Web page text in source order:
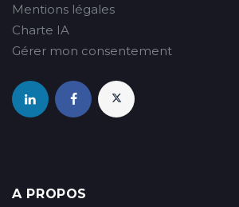
Mentions légales
Charte IA
Gérer mon consentement
A PROPOS